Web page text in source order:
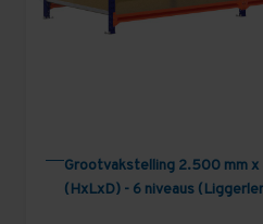
Grootvakstelling 2.500 mm x
(HxLxD) - 6 niveaus